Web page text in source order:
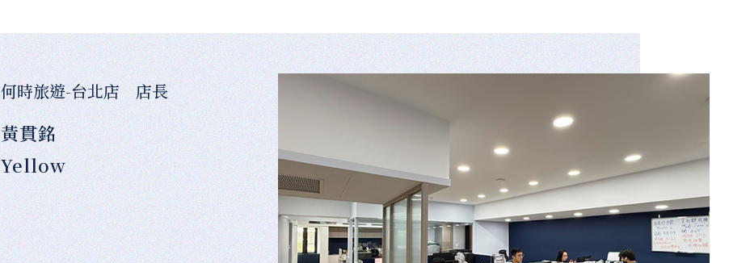
何時旅遊-台北店 店長
黃貫銘
Yellow